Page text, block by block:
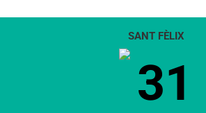
SANT FÈLIX
31